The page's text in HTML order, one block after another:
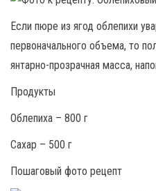
Если пюре из ягод облепихи
первоначального объема, то
янтарно-прозрачная масса,
Продукты
Облепиха – 800 г
Сахар – 500 г
Пошаговый фото рецепт